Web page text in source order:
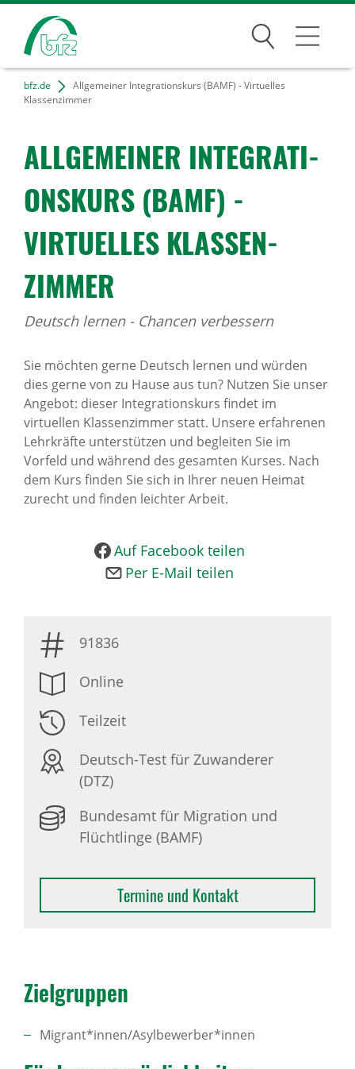
Suchen
Bildungsangebote
Karriere
Über uns
Standorte
Presse
News Archiv
bfz.de
Allgemeiner Integrationskurs (BAMF) - Virtuelles
Klassenzimmer
ALLGE­MEINER INTE­GRA­TI­
ONS­KURS (BAMF) -
VIRTU­ELLES KLAS­SEN­
ZIMMER
Deutsch lernen - Chancen verbessern
Sie möchten gerne Deutsch lernen und würden
dies gerne von zu Hause aus tun? Nutzen Sie unser
Angebot: dieser Integrationskurs findet im
virtuellen Klassenzimmer statt. Unsere erfahrenen
Lehrkräfte unterstützen und begleiten Sie im
Vorfeld und während des gesamten Kurses. Nach
dem Kurs finden Sie sich in Ihrer neuen Heimat
zurecht und finden leichter Arbeit.
Auf Facebook teilen
Per E-Mail teilen
91836
Online
Teilzeit
Deutsch-Test für Zuwanderer
(DTZ)
Bundesamt für Migration und
Flüchtlinge (BAMF)
Termine und Kontakt
Ziel­gruppen
Migrant*innen/Asylbewerber*innen